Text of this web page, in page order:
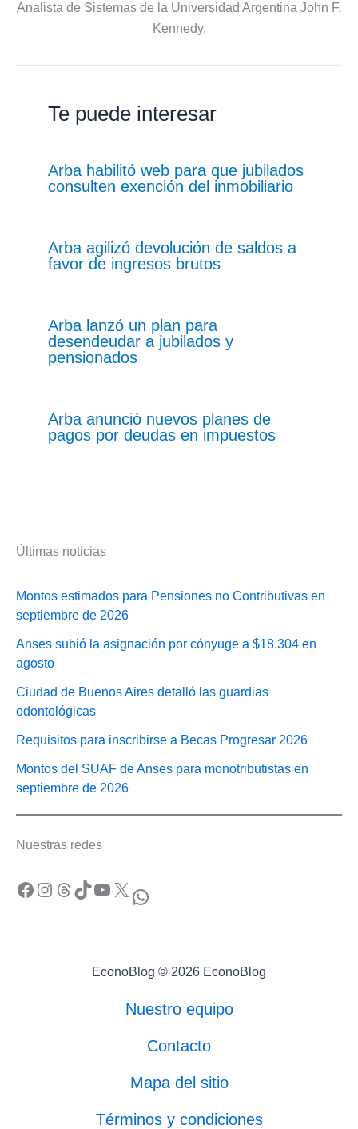
Analista de Sistemas de la Universidad Argentina John F.
Kennedy.
Te puede interesar
Arba habilitó web para que jubilados
consulten exención del inmobiliario
Arba agilizó devolución de saldos a
favor de ingresos brutos
Arba lanzó un plan para
desendeudar a jubilados y
pensionados
Arba anunció nuevos planes de
pagos por deudas en impuestos
Últimas noticias
Montos estimados para Pensiones no Contributivas en
septiembre de 2026
Anses subió la asignación por cónyuge a $18.304 en
agosto
Ciudad de Buenos Aires detalló las guardias
odontológicas
Requisitos para inscribirse a Becas Progresar 2026
Montos del SUAF de Anses para monotributistas en
septiembre de 2026
Nuestras redes
Facebook Instagram Threads TikTok YouTube X WhatsApp
EconoBlog © 2026 EconoBlog
Nuestro equipo
Contacto
Mapa del sitio
Términos y condiciones